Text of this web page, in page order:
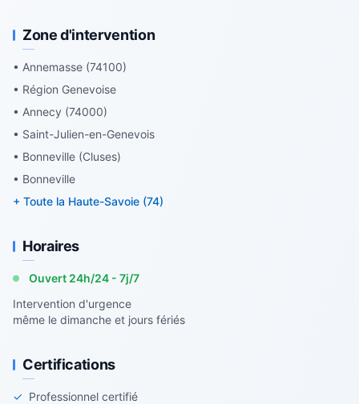
Zone d'intervention
• Annemasse (74100)
• Région Genevoise
• Annecy (74000)
• Saint-Julien-en-Genevois
• Bonneville (Cluses)
• Bonneville
+ Toute la Haute-Savoie (74)
Horaires
Ouvert 24h/24 - 7j/7
Intervention d'urgence
même le dimanche et jours fériés
Certifications
✓ Professionnel certifié